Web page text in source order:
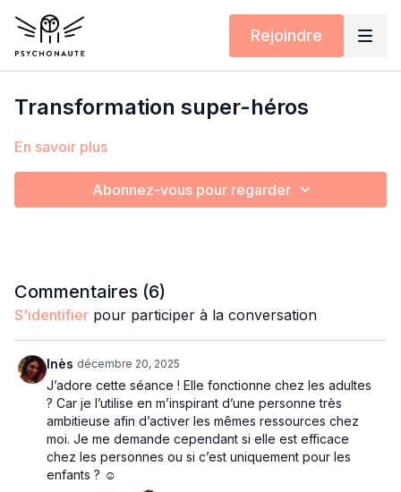
Rejoindre
Transformation super-héros
En savoir plus
Abonnez-vous pour regarder
Commentaires (6)
S'identifier pour participer à la conversation
Inès décembre 20, 2025
J’adore cette séance ! Elle fonctionne chez les adultes
? Car je l’utilise en m’inspirant d’une personne très
ambitieuse afin d’activer les mêmes ressources chez
moi. Je me demande cependant si elle est efficace
chez les personnes ou si c’est uniquement pour les
enfants ? ☺️